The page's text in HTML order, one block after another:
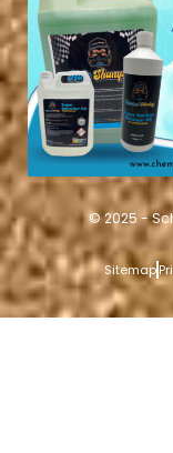
© 2025 -
Sitemap